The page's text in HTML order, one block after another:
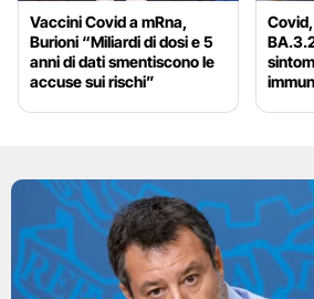
Vaccini Covid a mRna,
Burioni “Miliardi di dosi e 5
anni di dati smentiscono le
accuse sui rischi”